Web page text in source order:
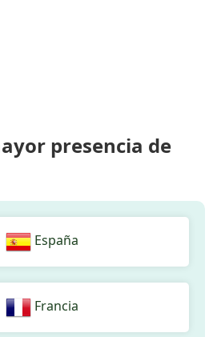
presencia de
España
Francia